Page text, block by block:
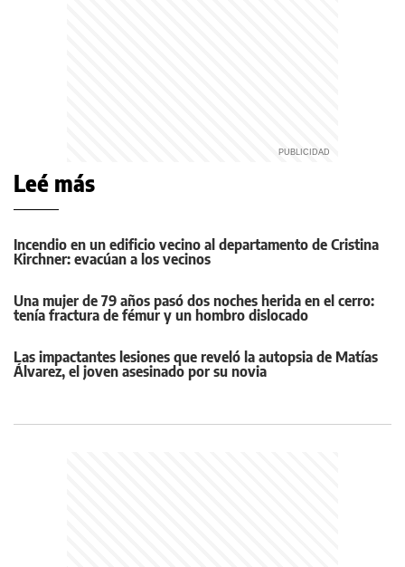
Leé más
Incendio en un edificio vecino al departamento de Cristina
Kirchner: evacúan a los vecinos
Una mujer de 79 años pasó dos noches herida en el cerro:
tenía fractura de fémur y un hombro dislocado
Las impactantes lesiones que reveló la autopsia de Matías
Álvarez, el joven asesinado por su novia